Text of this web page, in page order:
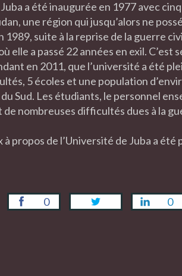
a été inaugurée en 1977 avec
une région qui jusqu’alors ne
suite à la reprise de la guerre
elle a passé 22 années en exil. C’est
en 2011, que l’université a été
5 écoles et une population
Sud. Les étudiants, le personnel
nombreuses difficultés dues à la
propos de l’Université de Juba a
0 0